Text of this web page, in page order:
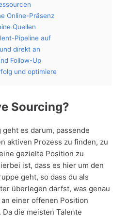
Online-Präsenz
Quellen
Pipeline auf
direkt an
Follow-Up
und optimiere
Sourcing?
geht es darum, passende
aktiven Prozess zu finden, zu
gezielte Position zu
ist, dass es hier um den
geht, so dass du als
überlegen darfst, was genau
einer offenen Position
die meisten Talente